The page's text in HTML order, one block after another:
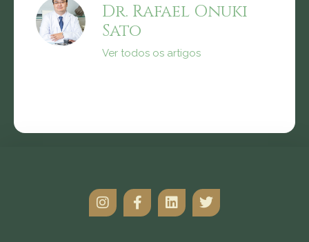
Dr. Rafael Onuki
Sato
Ver todos os artigos